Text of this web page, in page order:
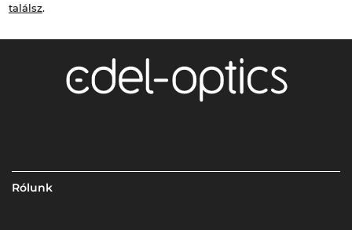
találsz.
Rólunk